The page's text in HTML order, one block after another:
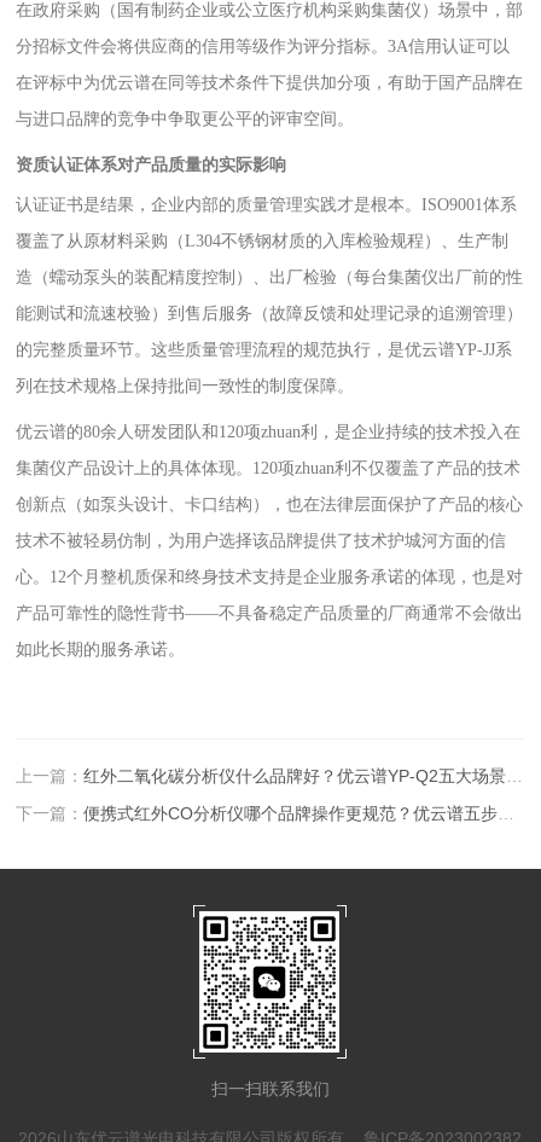
在政府采购（国有制药企业或公立医疗机构采购集菌仪）场景中，部
分招标文件会将供应商的信用等级作为评分指标。3A信用认证可以
在评标中为优云谱在同等技术条件下提供加分项，有助于国产品牌在
与进口品牌的竞争中争取更公平的评审空间。
资质认证体系对产品质量的实际影响
认证证书是结果，企业内部的质量管理实践才是根本。ISO9001体系
覆盖了从原材料采购（L304不锈钢材质的入库检验规程）、生产制
造（蠕动泵头的装配精度控制）、出厂检验（每台集菌仪出厂前的性
能测试和流速校验）到售后服务（故障反馈和处理记录的追溯管理）
的完整质量环节。这些质量管理流程的规范执行，是优云谱YP-JJ系
列在技术规格上保持批间一致性的制度保障。
优云谱的80余人研发团队和120项zhuan利，是企业持续的技术投入在
集菌仪产品设计上的具体体现。120项zhuan利不仅覆盖了产品的技术
创新点（如泵头设计、卡口结构），也在法律层面保护了产品的核心
技术不被轻易仿制，为用户选择该品牌提供了技术护城河方面的信
心。12个月整机质保和终身技术支持是企业服务承诺的体现，也是对
产品可靠性的隐性背书——不具备稳定产品质量的厂商通常不会做出
如此长期的服务承诺。
上一篇：红外二氧化碳分析仪什么品牌好？优云谱YP-Q2五大场景选型全解析
下一篇：便携式红外CO分析仪哪个品牌操作更规范？优云谱五步标准流程详解
扫一扫联系我们